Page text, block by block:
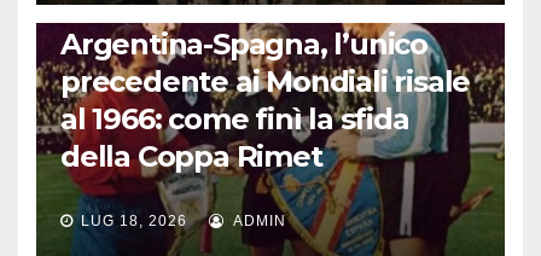
CALCIO INTERNAZIONALE
Argentina-Spagna, l’unico
precedente ai Mondiali risale
al 1966: come finì la sfida
della Coppa Rimet
LUG 18, 2026 ADMIN